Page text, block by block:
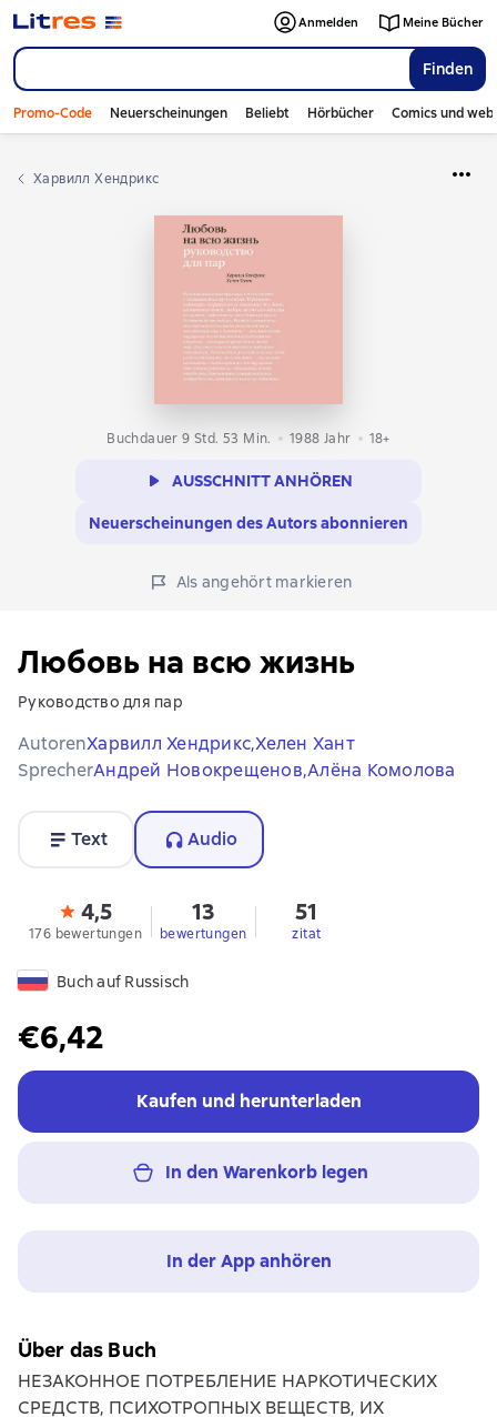
Finden
Anmelden Meine Bücher
Promo-Code Neuerscheinungen Beliebt Hörbücher Comics und
Харвилл Хендрикс
Buchdauer 9 Std. 53 Min. 1988 Jahr 18+
AUSSCHNITT ANHÖREN
Neuerscheinungen des Autors abonnieren
Als angehört markieren
Любовь на всю жизнь
Руководство для пар
AutorenХарвилл Хендрикс,Хелен Хант
SprecherАндрей Новокрещенов,Алёна Комолова
Text Audio
4,5
176 bewertungen
13
bewertungen
51
zitat
Buch auf Russisch
€6,42
Kaufen und herunterladen
In den Warenkorb legen
In der App anhören
Über das Buch
НЕЗАКОННОЕ ПОТРЕБЛЕНИЕ НАРКОТИЧЕСКИХ
СРЕДСТВ, ПСИХОТРОПНЫХ ВЕЩЕСТВ, ИХ